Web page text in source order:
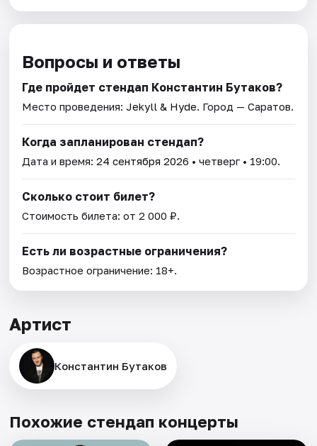
Вопросы и ответы
Где пройдет стендап Константин Бутаков?
Место проведения:Jekyll & Hyde. Город — Саратов.
Когда запланирован стендап?
Дата и время:24 сентября 2026 • четверг • 19:00.
Сколько стоит билет?
Стоимость билета: от 2 000 ₽.
Есть ли возрастные ограничения?
Возрастное ограничение: 18+.
Артист
Константин Бутаков
Похожие стендап концерты